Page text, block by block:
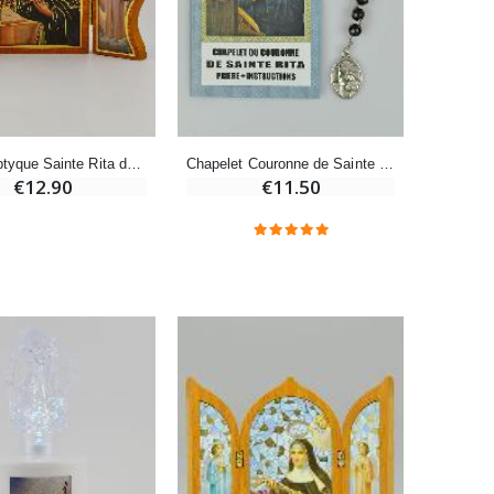
Bonbons Pastilles Menthe à l'Eau de Lourdes - 130g
€7.90
Bougie de Neuvaine Contre le Mal - Saint Michel
Lot de 20 Bougies de Neuvaine Blanches
Huile d'Onction
Icône Triptyque Sainte Rita de Cascia - 12 cm
€12.90
Chapelet Couronne de Sainte Rita de Cascia
€11.50